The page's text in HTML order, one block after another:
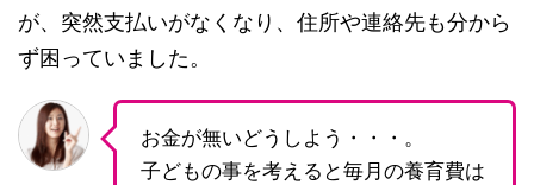
が、突然支払いがなくなり、住所や連絡先も分から
ず困っていました。
お金が無いどうしよう・・・。
子どもの事を考えると毎月の養育費は